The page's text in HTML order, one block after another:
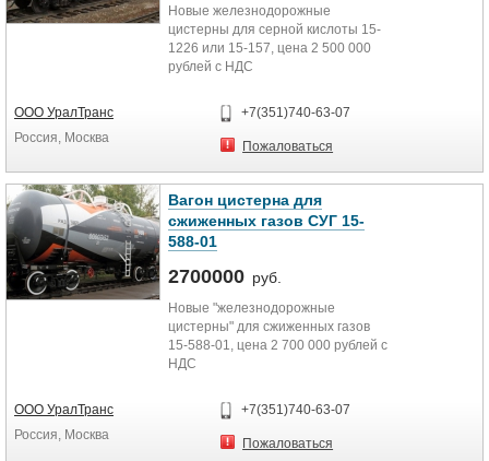
Новые железнодорожные
цистерны для серной кислоты 15-
1226 или 15-157, цена 2 500 000
рублей с НДС
ООО УралТранс
Россия, Москва
+7(351)740-63-07
Пожаловаться
Вагон цистерна для
сжиженных газов СУГ 15-
588-01
2700000 руб.
Новые "железнодорожные
цистерны" для сжиженных газов
15-588-01, цена 2 700 000 рублей с
НДС
ООО УралТранс
Россия, Москва
+7(351)740-63-07
Пожаловаться